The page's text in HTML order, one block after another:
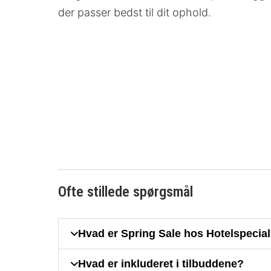
der passer bedst til dit ophold.
Ofte stillede spørgsmål
Hvad er Spring Sale hos
Hvad er inkluderet i tilbuddene?